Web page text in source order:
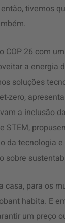
tivemos
COP 26 com
a energia
soluções
zero,
a inclusão
STEM,
da tecnologia
sobre
casa, para os
habita. E
um preço